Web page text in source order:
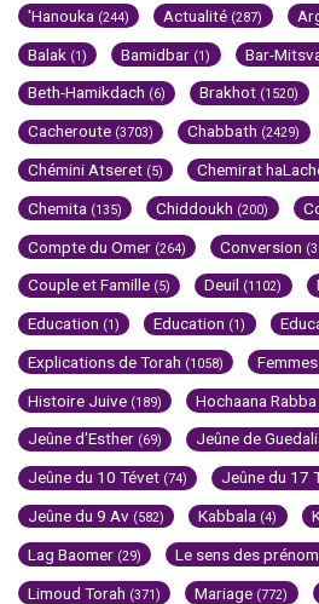
'Hanouka (244) Actualité (287)
Balak (1) Bamidbar (1) Bar-
Beth-Hamikdach (6) Brakhot (1520)
Cacheroute (3703) Chabbath (2429)
Chémini Atseret (5) Chemirat
Chemita (135) Chiddoukh (200)
Compte du Omer (264) Conversion
Couple et Famille (5) Deuil (1102)
Education (1) Education (1)
Explications de Torah (1058) Femmes
Histoire Juive (189) Hochaana Rabba
Jeûne d'Esther (69) Jeûne de
Jeûne du 10 Tévet (74) Jeûne du 17
Jeûne du 9 Av (582) Kabbala (4)
Lag Baomer (29) Le sens des
Limoud Torah (371) Mariage (772)